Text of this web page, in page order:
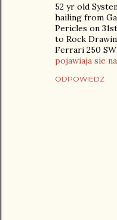
52 yr old
hailing from
Pericles on
to Rock
Ferrari 250
pojawiaja sie
ODPOWIEDZ